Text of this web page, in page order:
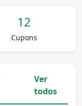
12
Cupons
Ver
todos